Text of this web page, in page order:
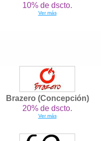
10% de dscto.
Ver más
Brazero (Concepción)
20% de dscto.
Ver más